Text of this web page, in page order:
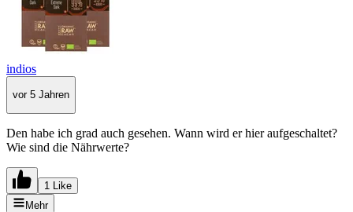
indios
vor 5 Jahren
Den habe ich grad auch gesehen. Wann wird er hier aufgeschaltet?
Wie sind die Nährwerte?
1 Like
Mehr